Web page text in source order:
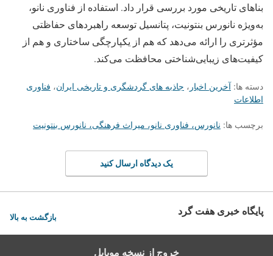
بناهای تاریخی مورد بررسی قرار داد. استفاده از فناوری نانو،
به‌ویژه نانورس بنتونیت، پتانسیل توسعه راهبردهای حفاظتی
مؤثرتری را ارائه می‌دهد که هم از یکپارچگی ساختاری و هم از
کیفیت‌های زیبایی‌شناختی محافظت می‌کند.
دسته ها: آخرین اخبار ، جاذبه های گردشگری و تاریخی ایران، فناوری
اطلاعات
برچسب ها: نانورس، فناوری نانو، میراث فرهنگی، نانورس بنتونیت
یک دیدگاه ارسال کنید
پایگاه خبری هفت گرد بازگشت به بالا
خروج از نسخه موبایل